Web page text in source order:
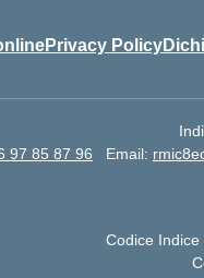
Privacy Policy
97 85 87 96 Email:
Codice Indice